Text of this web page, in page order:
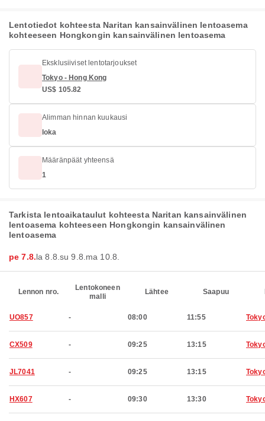
Lentotiedot kohteesta Naritan kansainvälinen lentoasema
kohteeseen Hongkongin kansainvälinen lentoasema
Eksklusiiviset lentotarjoukset
Tokyo - Hong Kong
US$ 105.82
Alimman hinnan kuukausi
loka
Määränpäät yhteensä
1
Tarkista lentoaikataulut kohteesta Naritan kansainvälinen
lentoasema kohteeseen Hongkongin kansainvälinen
lentoasema
pe 7.8.la 8.8. su 9.8. ma 10.8.
Lennon nro.
Lentokoneen
malli
Lähtee Saapuu
UO857 - 08:00 11:55
CX509 - 09:25 13:15
JL7041 - 09:25 13:15
HX607 - 09:30 13:30